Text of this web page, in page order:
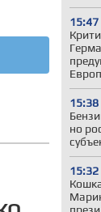
15:47
15:38
но
15:32